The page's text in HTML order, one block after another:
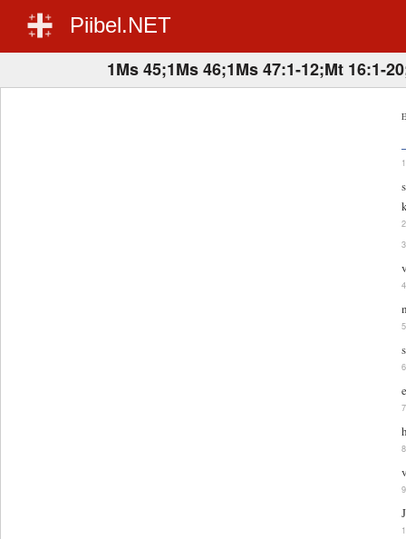
Piibel.NET
1Ms 45;1Ms 46;1Ms 47:1-12;Mt 16:1-
1
2
3
4
5
6
7
8
9